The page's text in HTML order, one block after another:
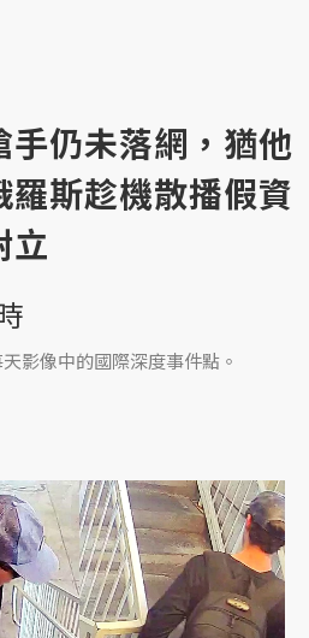
仍未落網，猶他
斯趁機散播假資
立
影像中的國際深度事件點。